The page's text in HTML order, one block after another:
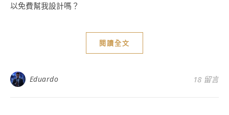
以免費幫我設計嗎？
閱讀全文
Eduardo 18 留言